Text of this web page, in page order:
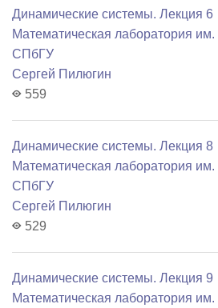
Динамические системы. Лекция 6
Математичеcкая лаборатория
СПбГУ
Сергей Пилюгин
559
Динамические системы. Лекция 8
Математичеcкая лаборатория
СПбГУ
Сергей Пилюгин
529
Динамические системы. Лекция 9
Математичеcкая лаборатория